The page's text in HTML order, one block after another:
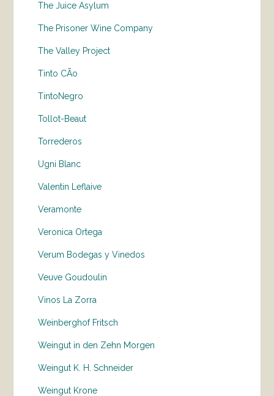
The Juice Asylum
The Prisoner Wine Company
The Valley Project
Tinto CÃo
TintoNegro
Tollot-Beaut
Torrederos
Ugni Blanc
Valentin Leflaive
Veramonte
Veronica Ortega
Verum Bodegas y Vinedos
Veuve Goudoulin
Vinos La Zorra
Weinberghof Fritsch
Weingut in den Zehn Morgen
Weingut K. H. Schneider
Weingut Krone